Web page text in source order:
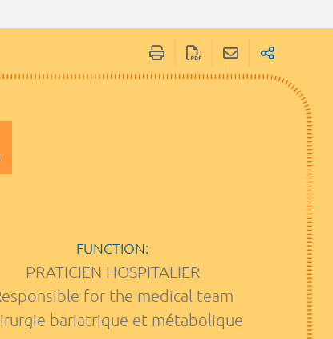
FUNCTION:
PRATICIEN HOSPITALIER
for the medical team
bariatrique et métabolique